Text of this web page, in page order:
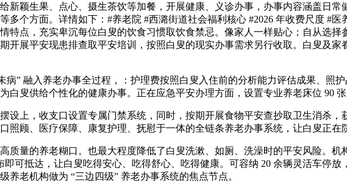
颖生果、点心、摄生茶饮等加餐，开展健康、义诊办事，办事内容涵盖日常
个方面。详情如下：#养老院 #西潞街道社会福利核心 #2026 年收费尺度 #
特点，充实卑沉每位白叟的饮食习惯取饮食禁忌。像家人一样贴心；自从选择
开展平安现患排查取平安培训，按照白叟的现实办事需求另行收取。白叟及
融入养老办事全过程，：护理费按照白叟入住前的分析能力评估成果、照
叟供给个性化的健康办事。正在应急平安办理方面，设置专业养老床位 90 张
上，收支口设置专属门禁系统，同时，按期开展食物平安查抄取卫生消杀，
照顾、医疗保障、康复护理、抚慰于一体的全链条养老办事系统，让白叟正在
量的养老糊口。也最大程度降低了白叟洗漱、如厕、洗澡时的平安风险。机
可抵达，让白叟吃得安心、吃得舒心、吃得健康。可容纳 20 余辆灵活车停
老机构做为 “三边四级” 养老办事系统的焦点节点。